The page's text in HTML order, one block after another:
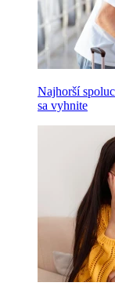
Najhorší
sa vyhnite